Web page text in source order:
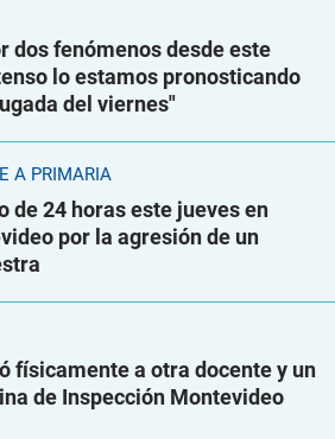
dos fenómenos desde este
lo estamos pronosticando
del viernes"
A PRIMARIA
de 24 horas este jueves en
por la agresión de un
físicamente a otra docente y un
de Inspección Montevideo